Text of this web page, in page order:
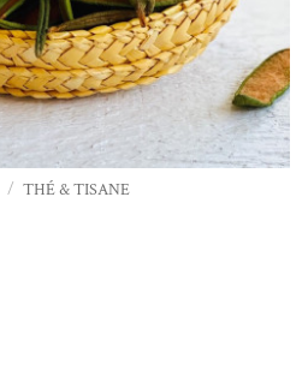
/ THÉ & TISANE